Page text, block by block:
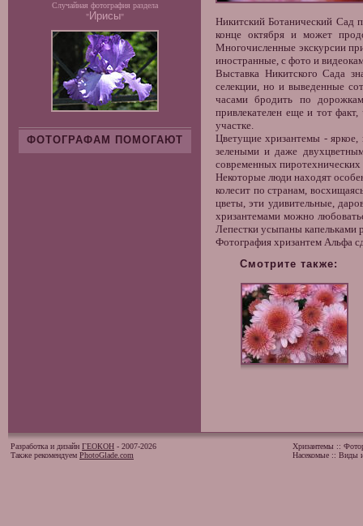
Случайная фотография раздела
"Ирисы"
ФОТОГРАФАМ ПОМОГАЮТ
Никитский Ботанический Сад
конце октября и может
Многочисленные экскурсии
иностранные, с фото и
Выставка Никитского Сада
селекции, но и выведенные
часами бродить по
привлекателен еще и тот
участке.
Цветущиехризантемы -
зелеными и даже
современных
Некоторые люди находят
колесит по странам,
цветы, эти удивительные,
хризантемами можно
Лепестки усыпаны капельками
Фотография хризантем Альфа
Смотрите также:
Разработка и дизайн ГЕОКОН - 2007-2026
Также рекомендуем PhotoGlade.com
Хризантемы ::
Насекомые :: Виды